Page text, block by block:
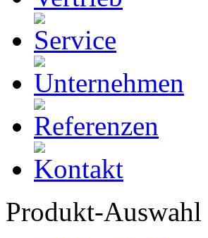
Produkt-Auswahl